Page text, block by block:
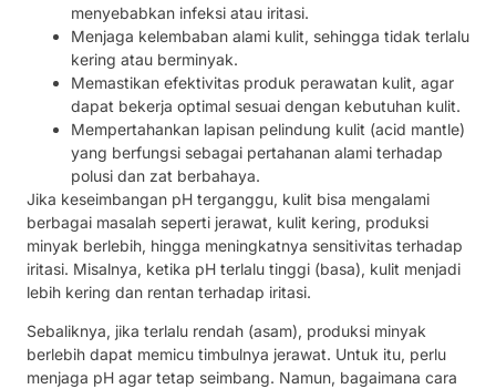
menyebabkan infeksi atau iritasi.
Menjaga kelembaban alami kulit, sehingga tidak terlalu
kering atau berminyak.
Memastikan efektivitas produk perawatan kulit, agar
dapat bekerja optimal sesuai dengan kebutuhan kulit.
Mempertahankan lapisan pelindung kulit (acid mantle)
yang berfungsi sebagai pertahanan alami terhadap
polusi dan zat berbahaya.
Jika keseimbangan pH terganggu, kulit bisa mengalami
berbagai masalah seperti jerawat, kulit kering, produksi
minyak berlebih, hingga meningkatnya sensitivitas terhadap
iritasi. Misalnya, ketika pH terlalu tinggi (basa), kulit menjadi
lebih kering dan rentan terhadap iritasi.
Sebaliknya, jika terlalu rendah (asam), produksi minyak
berlebih dapat memicu timbulnya jerawat. Untuk itu, perlu
menjaga pH agar tetap seimbang. Namun, bagaimana cara